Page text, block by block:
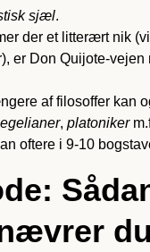
sjæl.
der et litterært nik
er Don Quijote-
af filosoffer kan
, platoniker
oftere i 9-10